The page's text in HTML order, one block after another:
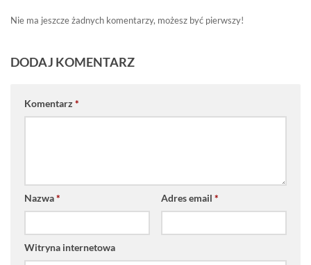
Nie ma jeszcze żadnych komentarzy, możesz być pierwszy!
DODAJ KOMENTARZ
Komentarz *
Nazwa* Adres email *
Witryna internetowa